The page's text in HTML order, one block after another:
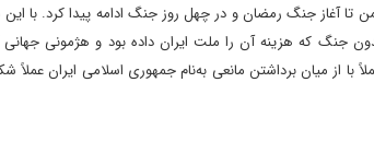
تا آغاز جنگ رمضان و در چهل روز جنگ ادامه پیدا کرد.
جنگ که هزینه آن را ملت ایران داده بود و هژمونی جهانی
از میان برداشتن مانعی به‌نام جمهوری اسلامی ایران عملاً